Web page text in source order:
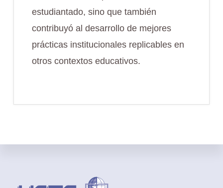
estudiantado, sino que también
contribuyó al desarrollo de mejores
prácticas institucionales replicables en
otros contextos educativos.